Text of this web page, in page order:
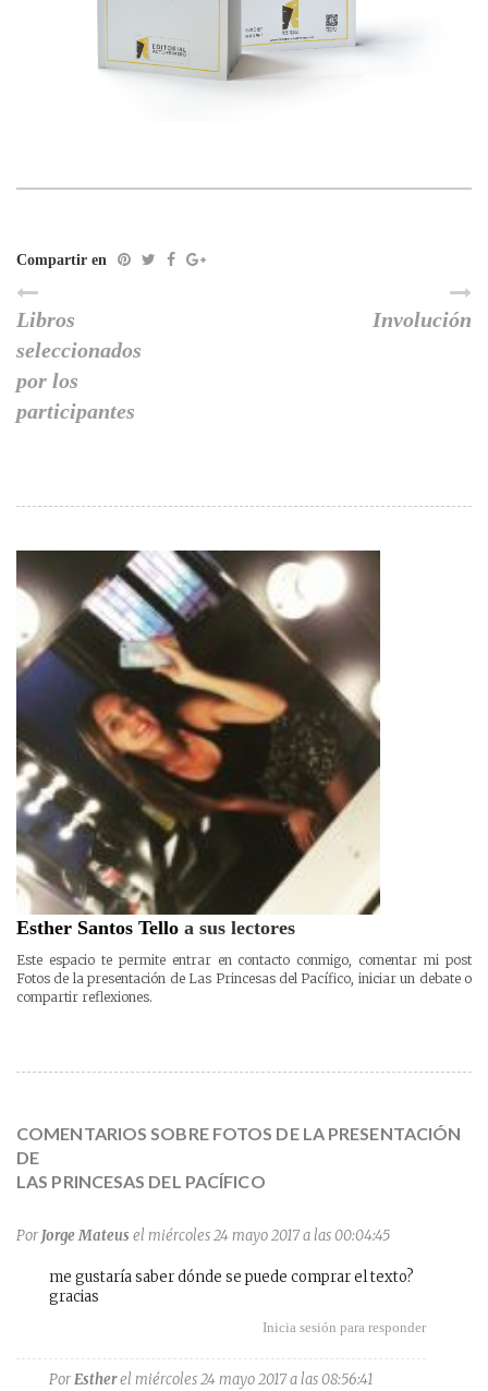
Compartir en
Libros
seleccionados
por los
participantes
Involución
Esther Santos Tello a sus lectores
Este espacio te permite entrar en contacto conmigo, comentar mi post
Fotos de la presentación de Las Princesas del Pacífico, iniciar un debate o
compartir reflexiones.
COMENTARIOS SOBRE FOTOS DE LA PRESENTACIÓN
DE
LAS PRINCESAS DEL PACÍFICO
PorJorge Mateus el miércoles 24 mayo 2017 a las 00:04:45
me gustaría saber dónde se puede comprar el texto?
gracias
Inicia sesión para responder
PorEstherel miércoles 24 mayo 2017 a las 08:56:41